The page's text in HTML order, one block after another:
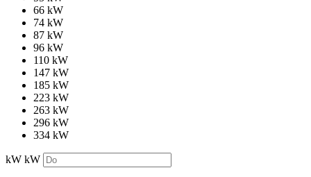
66 kW
74 kW
87 kW
96 kW
110 kW
147 kW
185 kW
223 kW
263 kW
296 kW
334 kW
kW kW